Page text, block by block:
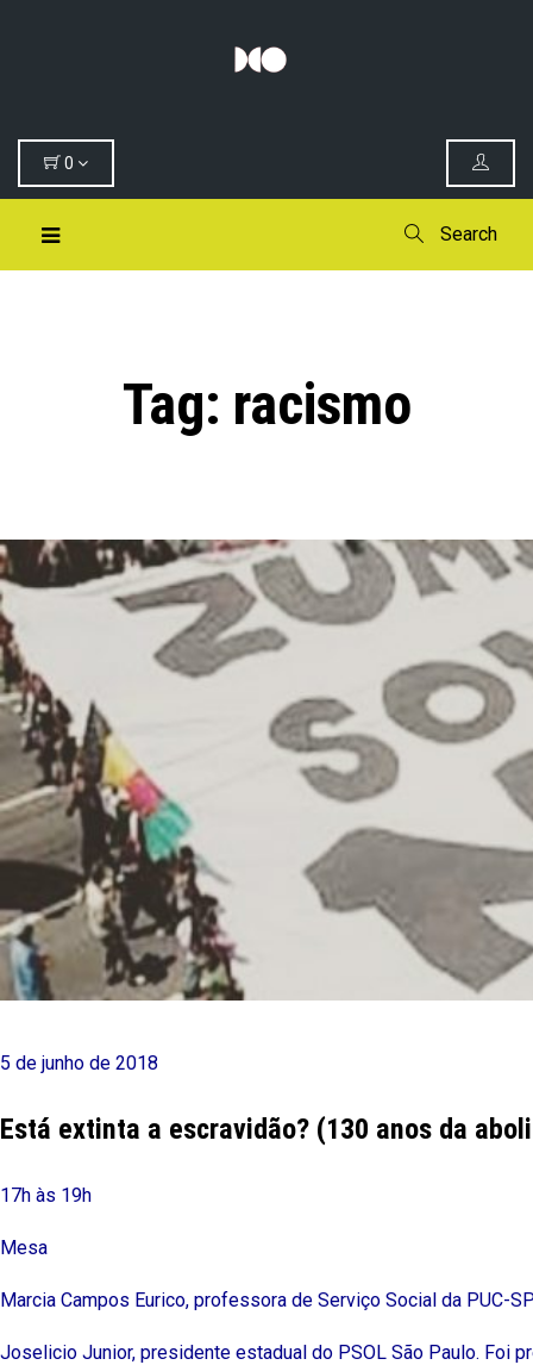
0
Search
Tag: racismo
5 de junho de 2018
Está extinta a escravidão? (130 anos da
17h às 19h
Mesa
Marcia Campos Eurico, professora de Serviço Social da PUC-
Joselicio Junior, presidente estadual do PSOL São Paulo. Foi